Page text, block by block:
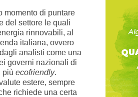
momento di puntare
del settore le quali
rinnovabili, al
italiana, ovvero
analisti come una
governi nazionali di
più ecofriendly.
estere, sempre
richiede una certa